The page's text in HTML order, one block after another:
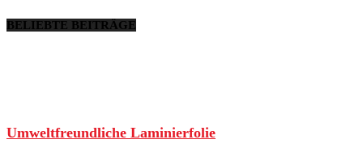
BELIEBTE BEITRÄGE
Umweltfreundliche Laminierfolie